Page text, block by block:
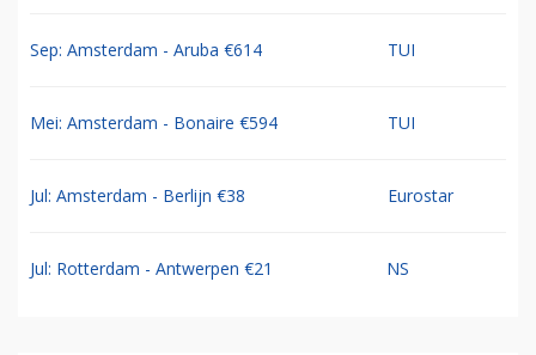
Sep: Amsterdam - Aruba €614 TUI
Mei: Amsterdam - Bonaire €594 TUI
Jul: Amsterdam - Berlijn €38 Eurostar
Jul: Rotterdam - Antwerpen €21 NS